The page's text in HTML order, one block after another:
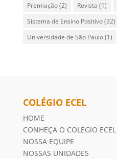
Premiação(2) Revista (1)
Sistema de Ensino Positivo(32)
Universidade de São Paulo(1)
COLÉGIO ECEL
HOME
CONHEÇA O COLÉGIO ECEL
NOSSA EQUIPE
NOSSAS UNIDADES